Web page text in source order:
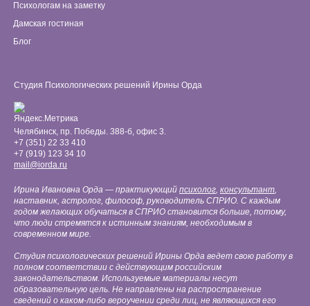
Психологам на заметку
Дамская гостиная
Блог
Студия Психологических решений Ирины Орда
Челябинск, пр. Победы. 388-б, офис 3.
+7 (351) 22 33 410
+7 (919) 123 34 10
mail@iorda.ru
Ирина Ивановна Орда — практикующий психолог, консультант,
наставник, астролог, философ, руководитель СПРИО. С каждым
годом желающих обучаться в СПРИО становится больше, потому,
что люди стремятся к истинным знаниям, необходимым в
современном мире.
Студия психологических решений Ирины Орда ведет свою работу в
полном соответствии с действующим российским
законодательством. Используемые материалы несут
образовательную цель. Не направлены на распространение
сведений о каком-либо вероучении среди лиц, не являющихся его